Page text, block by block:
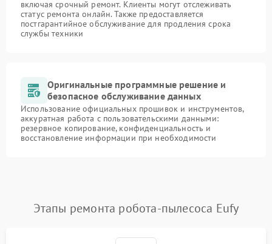
включая срочный ремонт. Клиенты могут отслеживать
статус ремонта онлайн. Также предоставляется
постгарантийное обслуживание для продления срока
службы техники
Оригинальные программные решение и
безопасное обслуживание данных
Использование официальных прошивок и инструментов,
аккуратная работа с пользовательскими данными:
резервное копирование, конфиденциальность и
восстановление информации при необходимости
Этапы ремонта робота-пылесоса Eufy